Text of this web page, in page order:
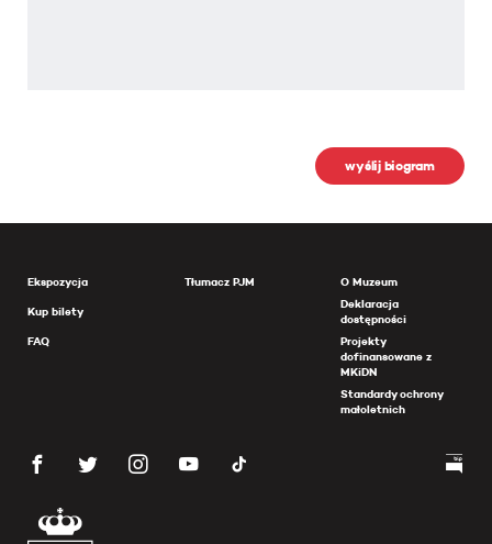
wyślij biogram
Ekspozycja
Kup bilety
FAQ
Tłumacz PJM
O Muzeum
Deklaracja
dostępności
Projekty
dofinansowane z
MKiDN
Standardy ochrony
małoletnich